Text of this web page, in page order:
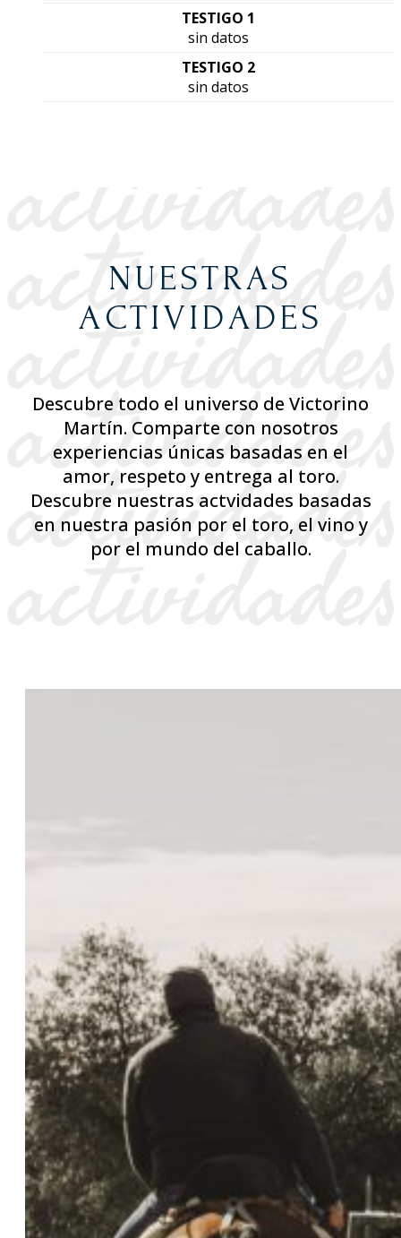
TESTIGO 1
sin datos
TESTIGO 2
sin datos
NUESTRAS
ACTIVIDADES
Descubre todo el universo de Victorino
Martín. Comparte con nosotros
experiencias únicas basadas en el
amor, respeto y entrega al toro.
Descubre nuestras actvidades basadas
en nuestra pasión por el toro, el vino y
por el mundo del caballo.